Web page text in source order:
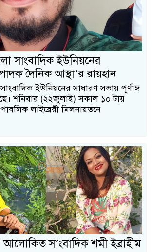
সাংবাদিক ইউনিয়নের
দৈনিক আস্থা’র রায়হান
ইউনিয়নের সাধারণ সভায় পূর্ণাঙ্গ
শনিবার (২২জুলাই) সকাল ১০ টায়
লাইব্রেরী মিলনায়তনে
সাংবাদিক শমী ইব্রাহীম